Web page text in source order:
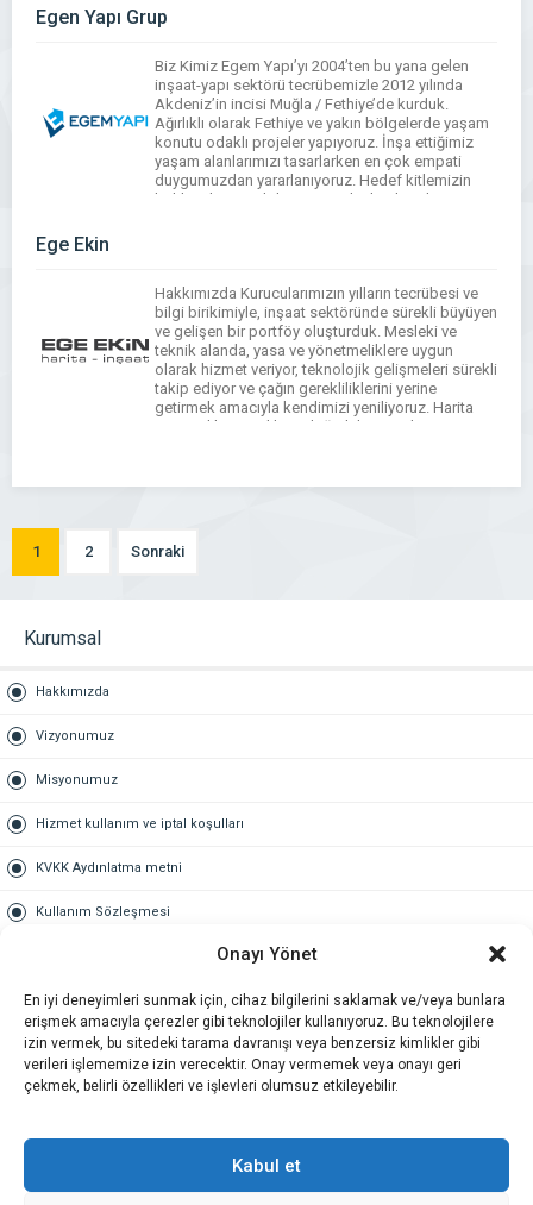
Onayı Yönet
En iyi deneyimleri sunmak için, cihaz bilgilerini saklamak ve/veya bunlara
erişmek amacıyla çerezler gibi teknolojiler kullanıyoruz. Bu teknolojilere
izin vermek, bu sitedeki tarama davranışı veya benzersiz kimlikler gibi
verileri işlememize izin verecektir. Onay vermemek veya onayı geri
çekmek, belirli özellikleri ve işlevleri olumsuz etkileyebilir.
Kabul et
azmimizle bu […]
Egen Yapı Grup
Biz Kimiz Egem Yapı’yı 2004’ten bu yana gelen
inşaat-yapı sektörü tecrübemizle 2012 yılında
Akdeniz’in incisi Muğla / Fethiye’de kurduk.
Ağırlıklı olarak Fethiye ve yakın bölgelerde yaşam
konutu odaklı projeler yapıyoruz. İnşa ettiğimiz
yaşam alanlarımızı tasarlarken en çok empati
duygumuzdan yararlanıyoruz. Hedef kitlemizin
beklentilerini iyi biliyoruz çünkü biz kendimize
Ege Ekin
Hakkımızda Kurucularımızın yılların tecrübesi ve
bilgi birikimiyle, inşaat sektöründe sürekli büyüyen
ve gelişen bir portföy oluşturduk. Mesleki ve
teknik alanda, yasa ve yönetmeliklere uygun
olarak hizmet veriyor, teknolojik gelişmeleri sürekli
takip ediyor ve çağın gerekliliklerini yerine
getirmek amacıyla kendimizi yeniliyoruz. Harita
Haritacılıkta yenilik ve doğruluk, Ege Ekin Harita
1 2 Sonraki
Kurumsal
Hakkımızda
Vizyonumuz
Misyonumuz
Hizmet kullanım ve iptal koşulları
KVKK Aydınlatma metni
Kullanım Sözleşmesi
Gold üyelik nedir
Kariyer